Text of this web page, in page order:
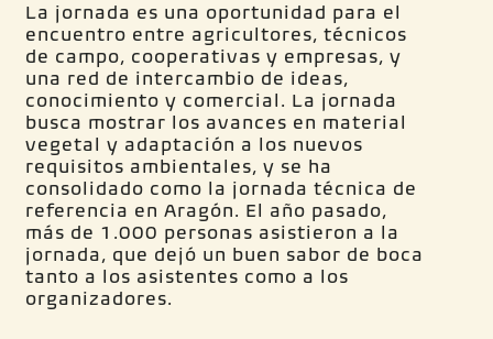
La jornada es una oportunidad para el
encuentro entre agricultores, técnicos
de campo, cooperativas y empresas, y
una red de intercambio de ideas,
conocimiento y comercial. La jornada
busca mostrar los avances en material
vegetal y adaptación a los nuevos
requisitos ambientales, y se ha
consolidado como la jornada técnica de
referencia en Aragón. El año pasado,
más de 1.000 personas asistieron a la
jornada, que dejó un buen sabor de boca
tanto a los asistentes como a los
organizadores.